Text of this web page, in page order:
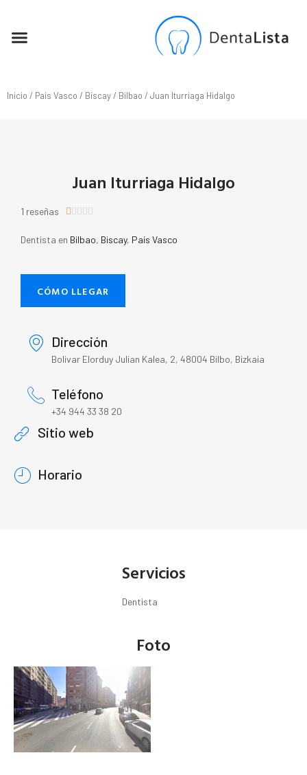
Inicio / País Vasco / Biscay/ Bilbao / Juan Iturriaga Hidalgo
Juan Iturriaga Hidalgo
1 reseñas     
Dentista en Bilbao, Biscay, País Vasco
CÓMO LLEGAR
Dirección
Bolivar Elorduy Julian Kalea, 2, 48004 Bilbo, Bizkaia
Teléfono
+34 944 33 38 20
Sitio web
Horario
Servicios
Dentista
Foto